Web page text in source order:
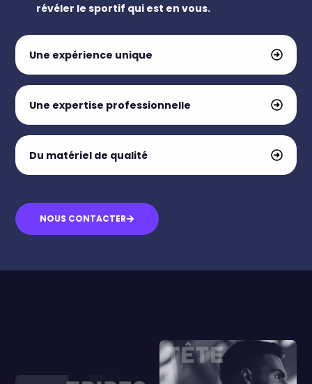
révéler le sportif qui est en vous.
Une expérience unique
Une expertise professionnelle
Du matériel de qualité
NOUS CONTACTER